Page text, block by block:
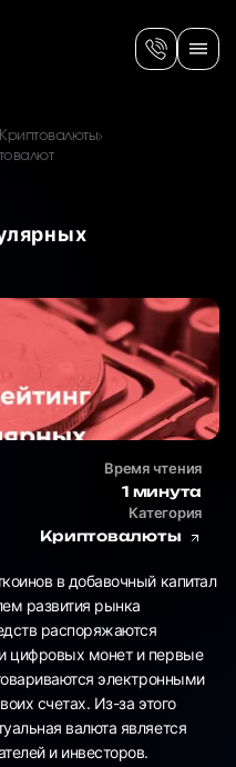
Криптовалюты
Время чтения
1 минута
Категория
Криптовалюты
в добавочный капитал
развития рынка
распоряжаются
цифровых монет и первые
электронными
счетах. Из-за этого
валюта является
и инвесторов.